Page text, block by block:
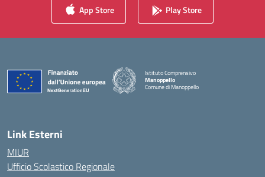
App Store Play Store
Istituto Comprensivo
Manoppello
Comune di Manoppello
Link Esterni
MIUR
Ufficio Scolastico Regionale